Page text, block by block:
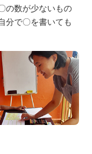
の数が少ないもの
分で〇を書いても